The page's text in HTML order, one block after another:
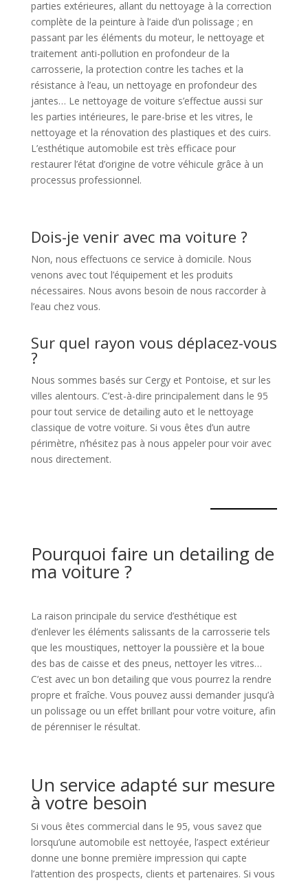
parties extérieures, allant du nettoyage à la correction
complète de la peinture à l’aide d’un polissage ; en
passant par les éléments du moteur, le nettoyage et
traitement anti-pollution en profondeur de la
carrosserie, la protection contre les taches et la
résistance à l’eau, un nettoyage en profondeur des
jantes… Le nettoyage de voiture s’effectue aussi sur
les parties intérieures, le pare-brise et les vitres, le
nettoyage et la rénovation des plastiques et des cuirs.
L’esthétique automobile est très efficace pour
restaurer l’état d’origine de votre véhicule grâce à un
processus professionnel.
Dois-je venir avec ma voiture ?
Non, nous effectuons ce service à domicile. Nous
venons avec tout l’équipement et les produits
nécessaires. Nous avons besoin de nous raccorder à
l’eau chez vous.
Sur quel rayon vous déplacez-vous
?
Nous sommes basés sur Cergy et Pontoise, et sur les
villes alentours. C’est-à-dire principalement dans le 95
pour tout service de detailing auto et le nettoyage
classique de votre voiture. Si vous êtes d’un autre
périmètre, n’hésitez pas à nous appeler pour voir avec
nous directement.
Pourquoi faire un detailing de
ma voiture ?
La raison principale du service d’esthétique est
d’enlever les éléments salissants de la carrosserie tels
que les moustiques, nettoyer la poussière et la boue
des bas de caisse et des pneus, nettoyer les vitres…
C’est avec un bon detailing que vous pourrez la rendre
propre et fraîche. Vous pouvez aussi demander jusqu’à
un polissage ou un effet brillant pour votre voiture, afin
de pérenniser le résultat.
Un service adapté sur mesure
à votre besoin
Si vous êtes commercial dans le 95, vous savez que
lorsqu’une automobile est nettoyée, l’aspect extérieur
donne une bonne première impression qui capte
l’attention des prospects, clients et partenaires. Si vous